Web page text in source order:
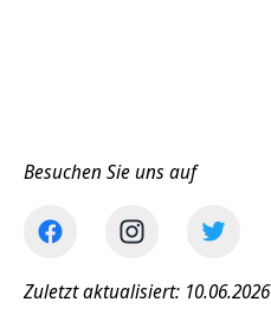
Besuchen Sie uns auf
Zuletzt aktualisiert: 10.06.2026